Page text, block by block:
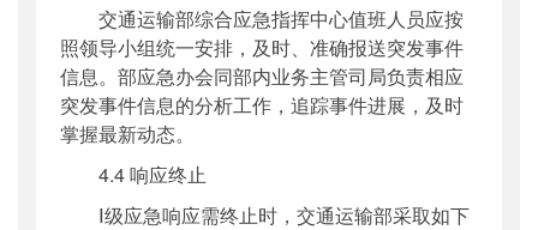
交通运输部综合应急指挥中心值班人员应按
照领导小组统一安排，及时、准确报送突发事件
信息。部应急办会同部内业务主管司局负责相应
突发事件信息的分析工作，追踪事件进展，及时
掌握最新动态。
4.4 响应终止
Ⅰ级应急响应需终止时，交通运输部采取如下